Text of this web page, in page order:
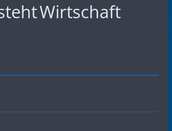
Wirtschaft